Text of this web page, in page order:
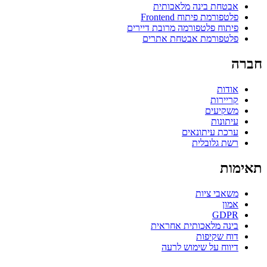
אבטחת בינה מלאכותית
פלטפורמת פיתוח Frontend
פיתוח פלטפורמה מרובת דיירים
פלטפורמת אבטחת אתרים
חברה
אודות
קריירות
משקיעים
עיתונות
ערכת עיתונאים
רשת גלובלית
תאימות
משאבי ציות
אמון
GDPR
בינה מלאכותית אחראית
דוח שקיפות
דיווח על שימוש לרעה